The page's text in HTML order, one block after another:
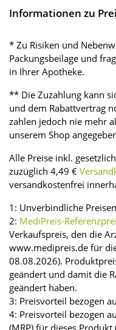
Informationen zu
* Zu Risiken und
Packungsbeilage und
in Ihrer Apotheke.
** Die Zuzahlung kann
und dem Rabattvertrag
zahlen jedoch nie mehr
unserem Shop
Alle Preise inkl.
zuzüglich 4,49 €
versandkostenfrei
1: Unverbindliche
2: MediPreis-
Verkaufspreis, den die
www.medipreis.de für
08.08.2026).
geändert und damit die
geändert haben.
3: Preisvorteil bezogen
4: Preisvorteil bezogen
(MRP) für dieses